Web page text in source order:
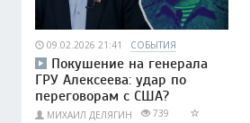
09.02.2026 21:41 СОБЫТИЯ
Покушение на генерала
ГРУ Алексеева: удар по
переговорам с США?
МИХАИЛ ДЕЛЯГИН 739